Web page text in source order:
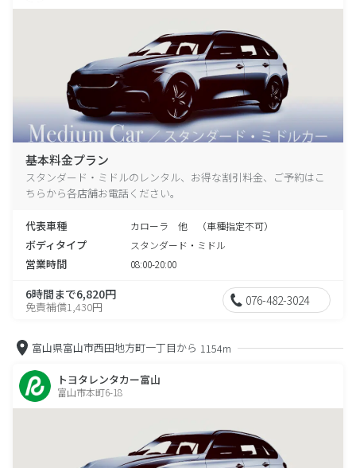
基本料金プラン
スタンダード・ミドルのレンタル、お得な割引料金、ご予約はこ
ちらから各店舗お電話ください。
代表車種 カローラ 他 （車種指定不可）
ボディタイプ スタンダード・ミドル
営業時間 08:00-20:00
6時間まで6,820円
免責補償1,430円 076-482-3024
富山県富山市西田地方町一丁目から 1154m
トヨタレンタカー富山
富山市本町6-18